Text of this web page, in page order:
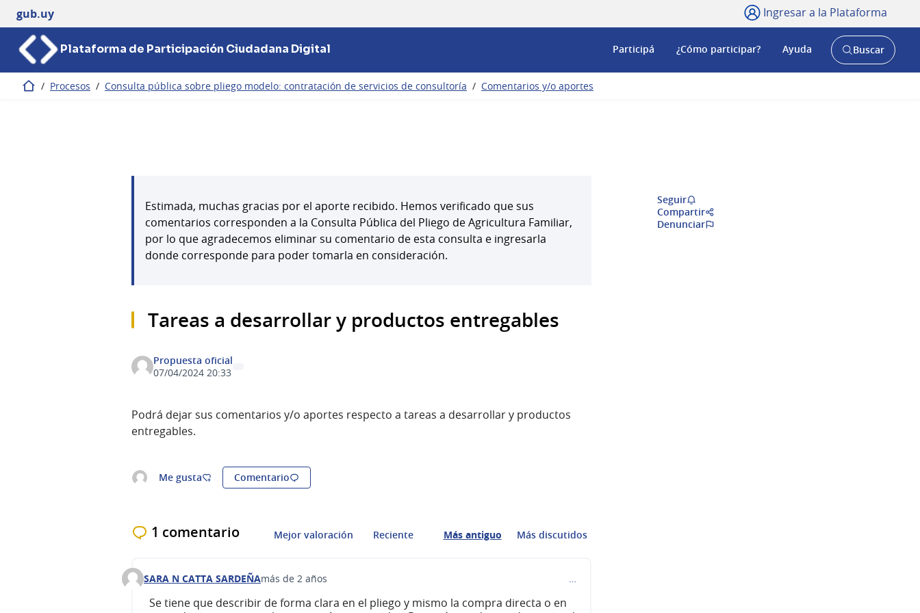
gub.uy Ingresar a la Plataforma
Plataforma de Participación Ciudadana Digital Participá ¿Cómo participar? Ayuda
AbrirBuscar
Inicio / Procesos / Consulta pública sobre pliego modelo: contratación de servicios de consultoría / Comentarios y/o aportes
Estimada, muchas gracias por el aporte recibido. Hemos verificado que sus
comentarios corresponden a la Consulta Pública del Pliego de Agricultura Familiar,
por lo que agradecemos eliminar su comentario de esta consulta e ingresarla
donde corresponde para poder tomarla en consideración.
Tareas a desarrollar y productos entregables
Propuesta oficial
07/04/2024 20:33
Podrá dejar sus comentarios y/o aportes respecto a tareas a desarrollar y productos
entregables.
Me gusta Comentario
Seguir
Compartir
Denunciar
1 comentario Mejor valoración Reciente Más antiguo Más discutidos
Comentario 430
SARA N CATTA SARDEÑAmás de 2 años …
Se tiene que describir de forma clara en el pliego y mismo la compra directa o en